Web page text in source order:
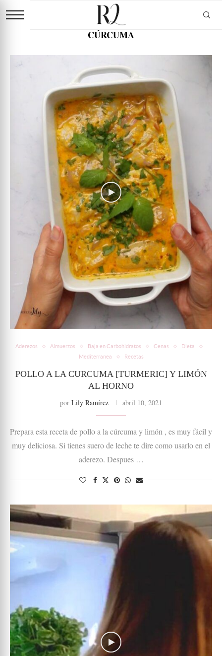
CÚRCUMA
Aderezos Almuerzos Baja en Carbohidratos Cenas
Dieta
Mediterranea
Recetas
POLLO A LA CURCUMA [TURMERIC] Y LIMÓN
AL HORNO
por Lily Ramírez abril 10, 2021
Prepara esta receta de pollo a la cúrcuma y limón , es muy fácil y
muy deliciosa. Si tienes suero de leche te dire como usarlo en el
aderezo. Despues …